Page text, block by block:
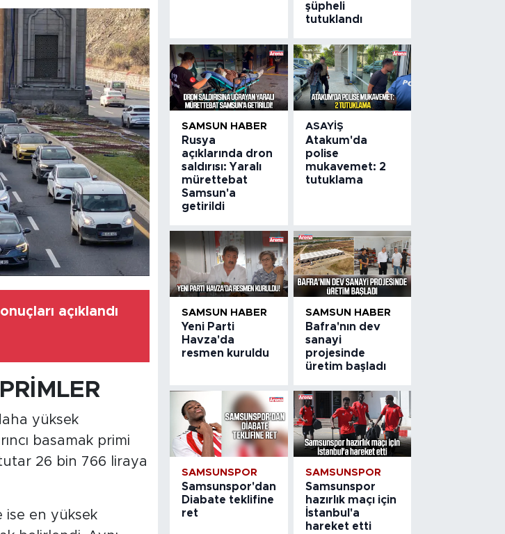
açıklandı
yüksek
basamak primi
26 bin 766 liraya
ise en yüksek
şüpheli
tutuklandı
SAMSUN HABER
Rusya
açıklarında dron
saldırısı: Yaralı
mürettebat
Samsun'a
getirildi
ASAYIŞ
Atakum'da
polise
mukavemet: 2
tutuklama
SAMSUN HABER
Yeni Parti
Havza'da
resmen kuruldu
SAMSUN HABER
Bafra'nın dev
sanayi
projesinde
üretim başladı
SAMSUNSPOR
Samsunspor'dan
Diabate teklifine
ret
SAMSUNSPOR
Samsunspor
hazırlık maçı için
İstanbul'a
hareket etti